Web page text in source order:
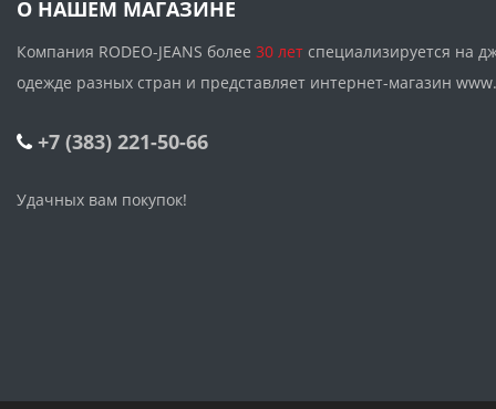
О НАШЕМ МАГАЗИНЕ
Компания RODEO-JEANS более 30 лет специализируется на
одежде разных стран и представляет интернет-магазин
+7 (383) 221-50-66
Удачных вам покупок!